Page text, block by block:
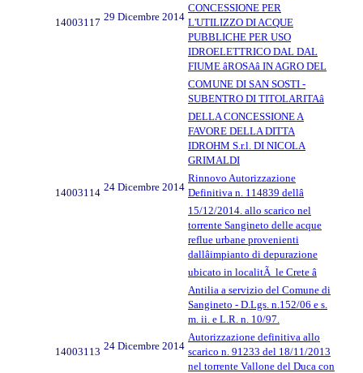
14003117 29 Dicembre 2014
CONCESSIONE PER
L'UTILIZZO DI ACQUE
PUBBLICHE PER USO
IDROELETTRICO DAL DAL
FIUME âROSAâ IN AGRO DEL
COMUNE DI SAN SOSTI -
SUBENTRO DI TITOLARITAâ
DELLA CONCESSIONE A
FAVORE DELLA DITTA
IDROHM S.r.l. DI NICOLA
GRIMALDI
14003114 24 Dicembre 2014
Rinnovo Autorizzazione
Definitiva n. 114839 dellâ
15/12/2014. allo scarico nel
torrente Sangineto delle acque
reflue urbane provenienti
dallâimpianto di depurazione
ubicato in localitÃ le Crete â
Antilia a servizio del Comune di
Sangineto - D.Lgs. n.152/06 e s.
m. ii. e L.R. n. 10/97.
14003113 24 Dicembre 2014
Autorizzazione definitiva allo
scarico n. 91233 del 18/11/2013
nel torrente Vallone del Duca con